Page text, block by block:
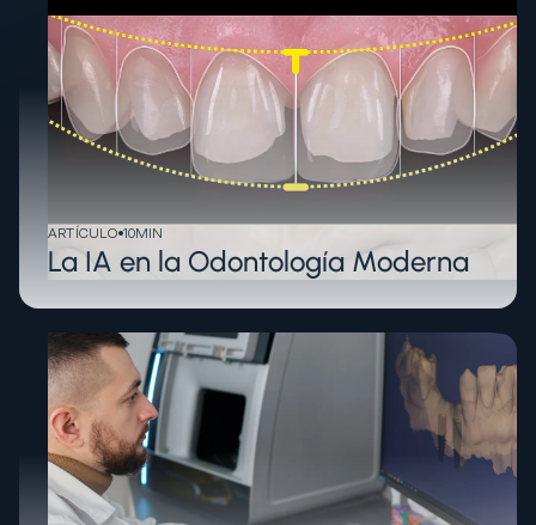
ARTÍCULO 10MIN
La IA en la Odontología Moderna